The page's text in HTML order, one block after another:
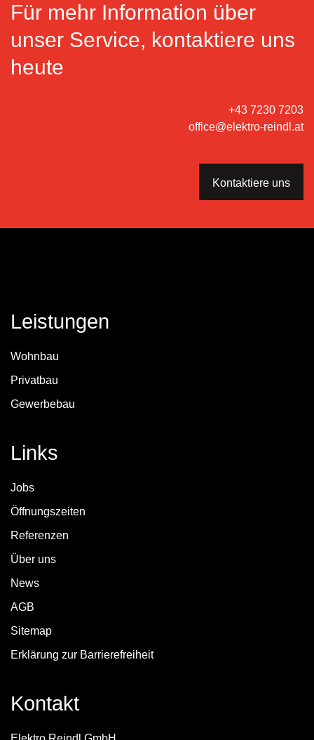
Für mehr Information über
unser Service, kontaktiere uns
heute
+43 7230 7203
office@elektro-reindl.at
Kontaktiere uns
Leistungen
Wohnbau
Privatbau
Gewerbebau
Links
Jobs
Öffnungszeiten
Referenzen
Über uns
News
AGB
Sitemap
Erklärung zur Barrierefreiheit
Kontakt